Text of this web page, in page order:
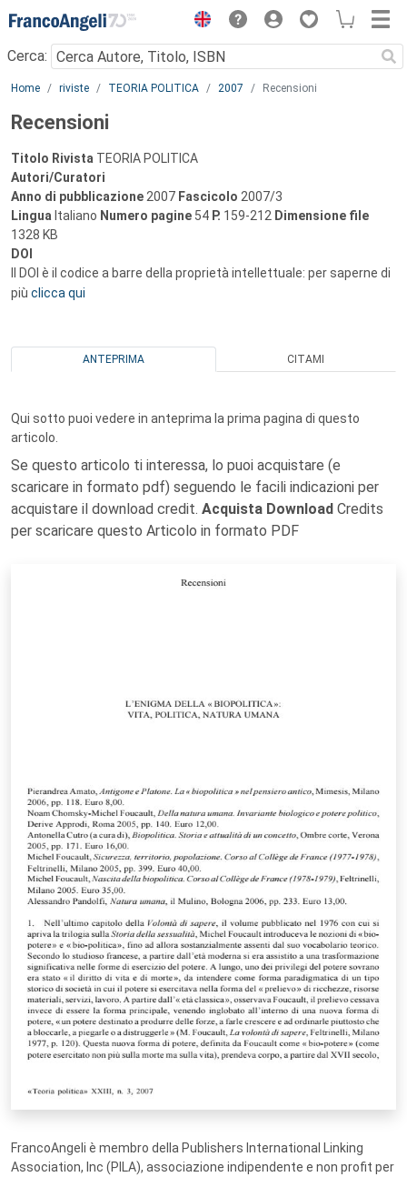
Menu
Cerca:
Main content
Home riviste TEORIA POLITICA 2007 Recensioni
Recensioni
Titolo Rivista TEORIA POLITICA
Autori/Curatori
Anno di pubblicazione 2007 Fascicolo 2007/3
Lingua Italiano Numero pagine 54 P. 159-212 Dimensione file
1328 KB
DOI
Il DOI è il codice a barre della proprietà intellettuale: per saperne di
più clicca qui
ANTEPRIMA CITAMI
Qui sotto puoi vedere in anteprima la prima pagina di questo
articolo.
Se questo articolo ti interessa, lo puoi acquistare (e
scaricare in formato pdf) seguendo le facili indicazioni per
acquistare il download credit. Acquista Download Credits
per scaricare questo Articolo in formato PDF
FrancoAngeli è membro della Publishers International Linking
Association, Inc (PILA), associazione indipendente e non profit per